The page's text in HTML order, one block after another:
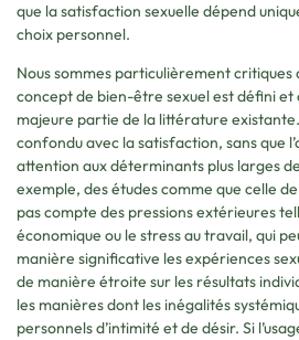
que la satisfaction sexuelle dépend
choix personnel.
Nous sommes particulièrement
concept de bien-être sexuel est défini
majeure partie de la littérature
confondu avec la satisfaction, sans que
attention aux déterminants plus larges
exemple, des études comme que celle
pas compte des pressions extérieures
économique ou le stress au travail, qui
manière significative les expériences
de manière étroite sur les résultats
les manières dont les inégalités
personnels d’intimité et de désir. Si